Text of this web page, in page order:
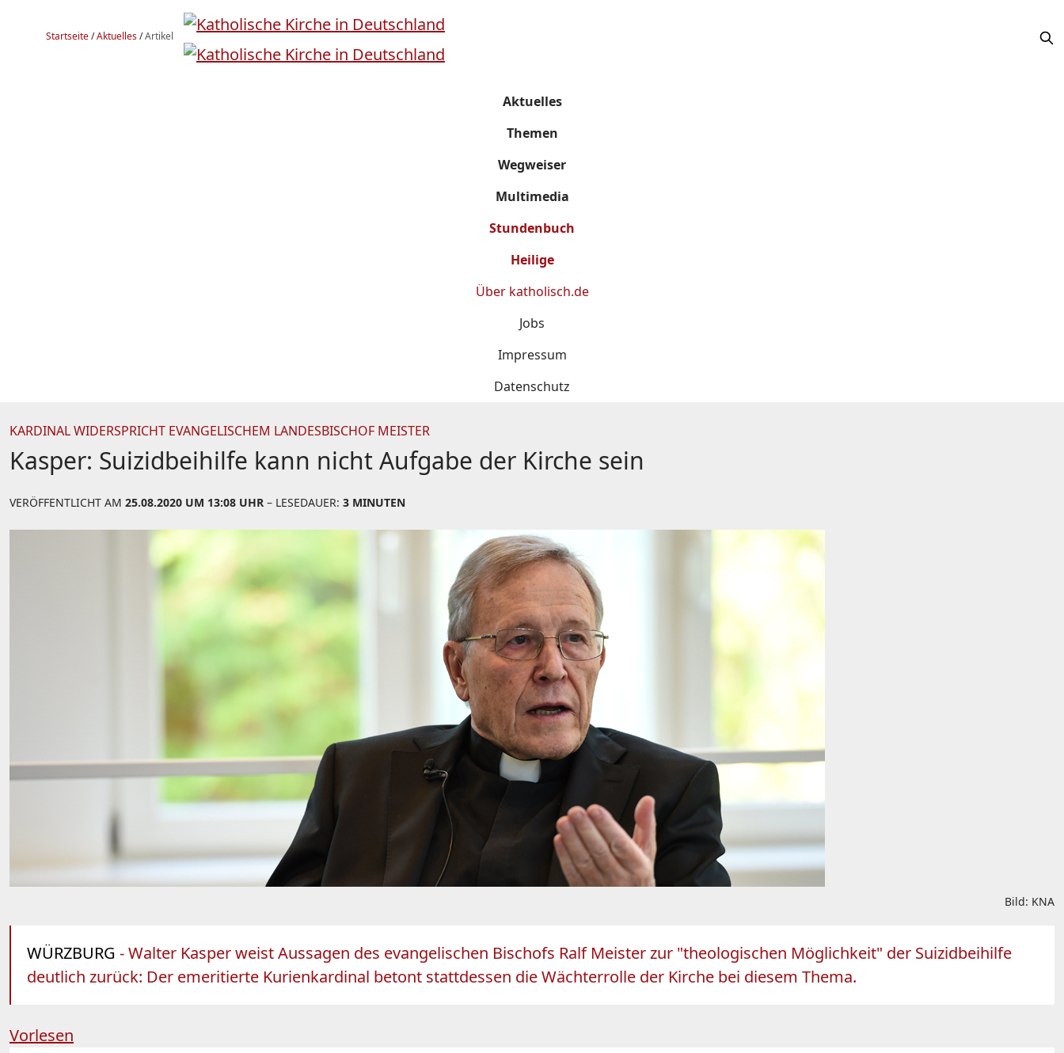
Startseite/Aktuelles/Artikel
Aktuelles
Themen
Wegweiser
Multimedia
Stundenbuch
Heilige
Über katholisch.de
Jobs
Impressum
Datenschutz
KARDINAL WIDERSPRICHT EVANGELISCHEM LANDESBISCHOF MEISTER
Kasper: Suizidbeihilfe kann nicht Aufgabe der Kirche sein
VERÖFFENTLICHT AM 25.08.2020 UM 13:08 UHR – LESEDAUER: 3 MINUTEN
Bild: KNA
WÜRZBURG - Walter Kasper weist Aussagen des evangelischen Bischofs Ralf Meister zur "theologischen Möglichkeit" der Suizidbeihilfe
deutlich zurück: Der emeritierte Kurienkardinal betont stattdessen die Wächterrolle der Kirche bei diesem Thema.
Vorlesen